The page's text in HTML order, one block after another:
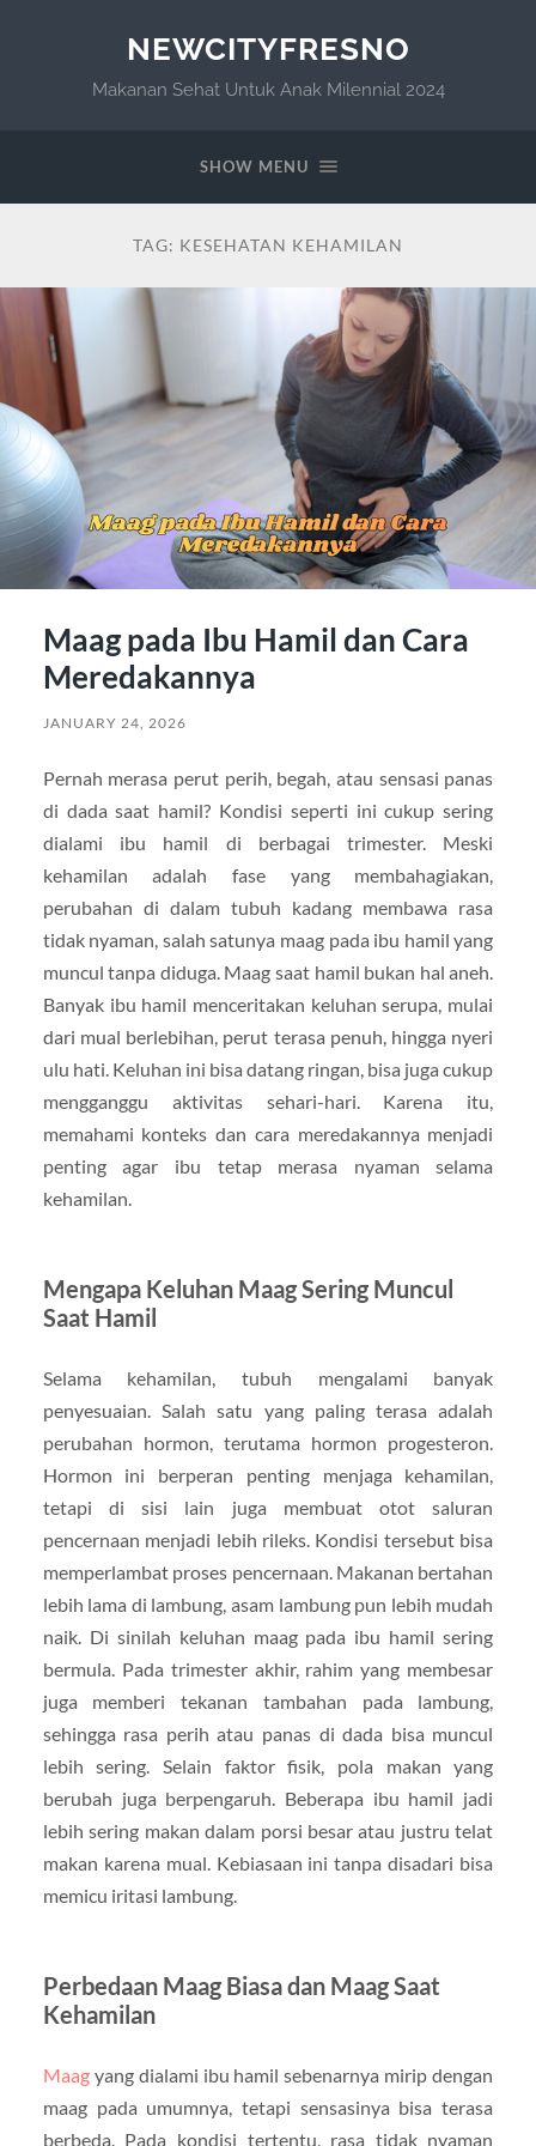
NEWCITYFRESNO
Makanan Sehat Untuk Anak Milennial 2024
SHOW MENU
TAG: KESEHATAN KEHAMILAN
Maag pada Ibu Hamil dan Cara
Meredakannya
JANUARY 24, 2026
Pernah merasa perut perih, begah, atau sensasi panas
di dada saat hamil? Kondisi seperti ini cukup sering
dialami ibu hamil di berbagai trimester. Meski
kehamilan adalah fase yang membahagiakan,
perubahan di dalam tubuh kadang membawa rasa
tidak nyaman, salah satunya maag pada ibu hamil yang
muncul tanpa diduga. Maag saat hamil bukan hal aneh.
Banyak ibu hamil menceritakan keluhan serupa, mulai
dari mual berlebihan, perut terasa penuh, hingga nyeri
ulu hati. Keluhan ini bisa datang ringan, bisa juga cukup
mengganggu aktivitas sehari-hari. Karena itu,
memahami konteks dan cara meredakannya menjadi
penting agar ibu tetap merasa nyaman selama
kehamilan.
Mengapa Keluhan Maag Sering Muncul
Saat Hamil
Selama kehamilan, tubuh mengalami banyak
penyesuaian. Salah satu yang paling terasa adalah
perubahan hormon, terutama hormon progesteron.
Hormon ini berperan penting menjaga kehamilan,
tetapi di sisi lain juga membuat otot saluran
pencernaan menjadi lebih rileks. Kondisi tersebut bisa
memperlambat proses pencernaan. Makanan bertahan
lebih lama di lambung, asam lambung pun lebih mudah
naik. Di sinilah keluhan maag pada ibu hamil sering
bermula. Pada trimester akhir, rahim yang membesar
juga memberi tekanan tambahan pada lambung,
sehingga rasa perih atau panas di dada bisa muncul
lebih sering. Selain faktor fisik, pola makan yang
berubah juga berpengaruh. Beberapa ibu hamil jadi
lebih sering makan dalam porsi besar atau justru telat
makan karena mual. Kebiasaan ini tanpa disadari bisa
memicu iritasi lambung.
Perbedaan Maag Biasa dan Maag Saat
Kehamilan
Maagyang dialami ibu hamil sebenarnya mirip dengan
maag pada umumnya, tetapi sensasinya bisa terasa
berbeda. Pada kondisi tertentu, rasa tidak nyaman